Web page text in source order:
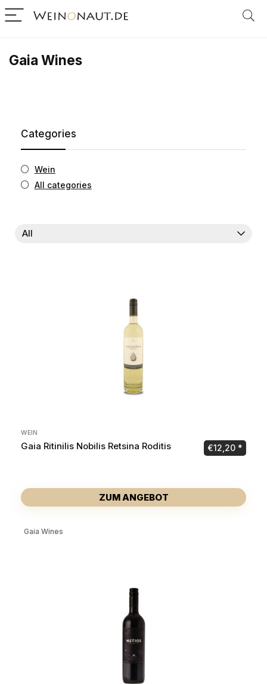
Gaia Wines
Categories
Wein
All categories
All
WEIN
Gaia Ritinilis Nobilis Retsina Roditis €12,20
ZUM ANGEBOT
Gaia Wines